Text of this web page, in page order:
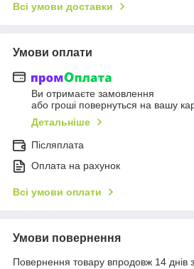
Всі умови доставки
Умови оплати
Ви отримаєте замовлення
або гроші повернуться на вашу
Детальніше
Післяплата
Оплата на рахунок
Всі умови оплати
Умови повернення
Повернення товару впродовж 14 днів